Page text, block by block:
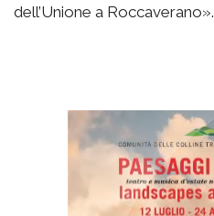
dell’Unione a Roccaverano».